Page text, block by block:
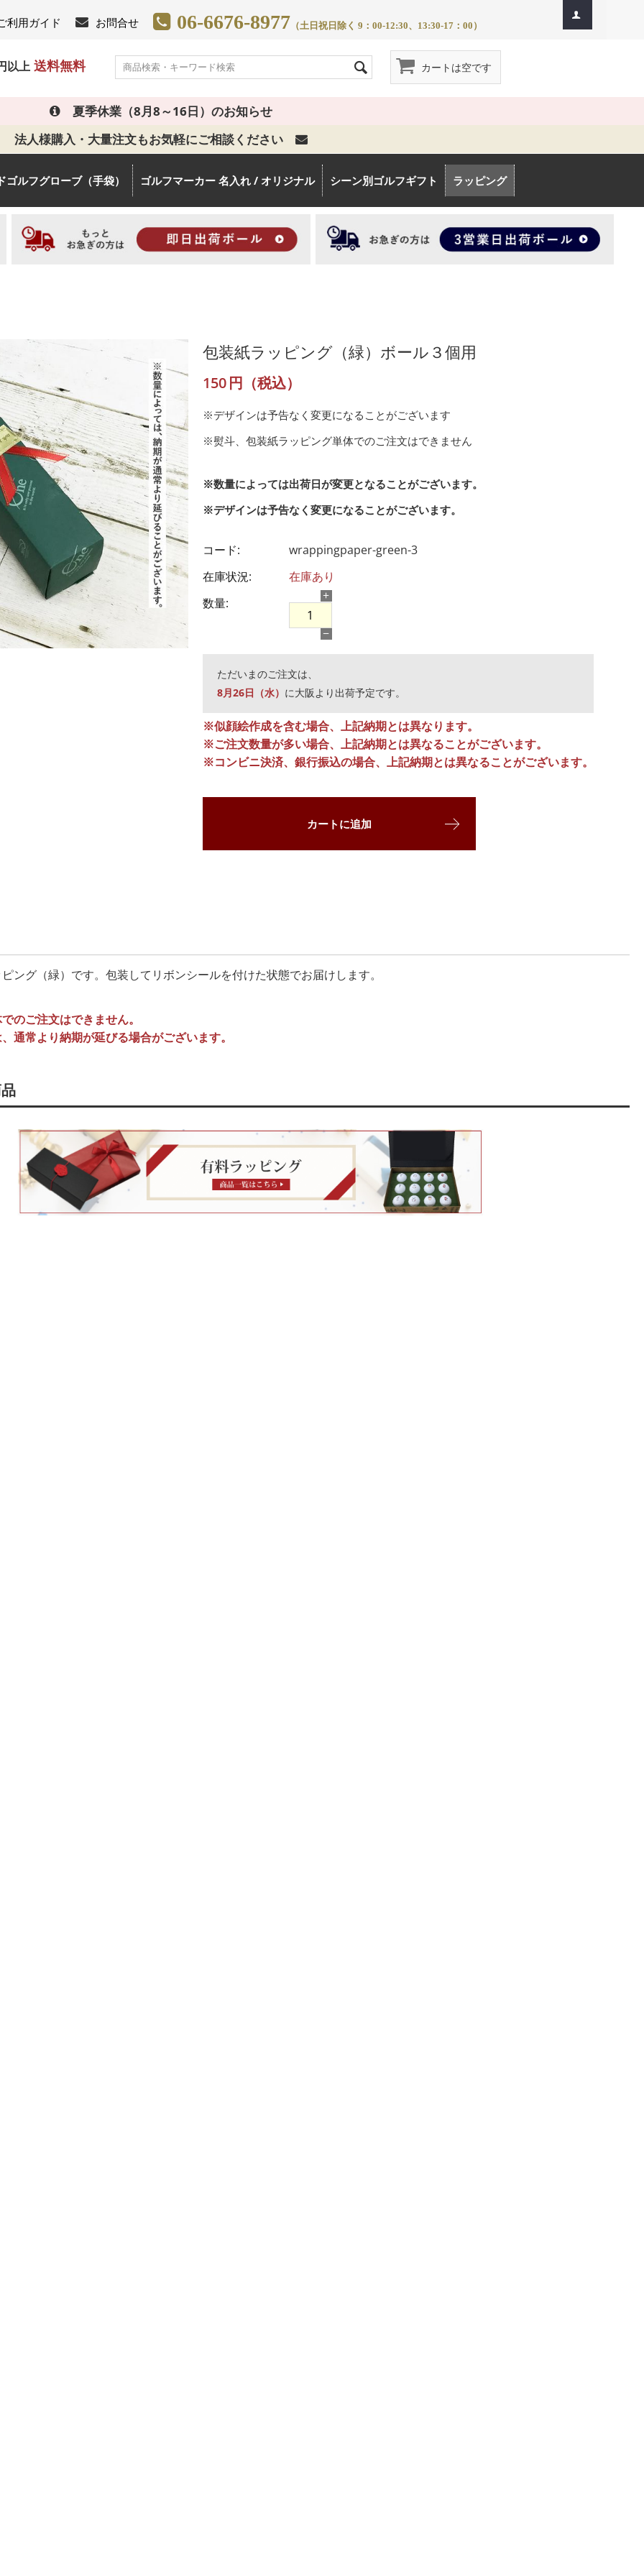
利用ガイド お問合せ 06-6676-8977 （土日祝日除く 9：00-12:30、13:30-17：00）
以上 送料無料 カートは空です
夏季休業（8月8～16日）のお知らせ
法人様購入・大量注文もお気軽にご相談ください
ルフグローブ（手袋） ゴルフマーカー 名入れ / オリジナル シーン別ゴルフギフト ラッピング
包装紙ラッピング（緑）ボール３個用
150円（税込）
※デザインは予告なく変更になることがございます
※熨斗、包装紙ラッピング単体でのご注文はできません
※数量によっては出荷日が変更となることがございます。
※デザインは予告なく変更になることがございます。
コード:
wrappingpaper-green-3
在庫状況:
在庫あり
数量:
+
−
ただいまのご注文は、
8月26日（水） に大阪より出荷予定です。
※似顔絵作成を含む場合、上記納期とは異なります。
※ご注文数量が多い場合、上記納期とは異なることがございます。
※コンビニ決済、銀行振込の場合、上記納期とは異なることがございます。
カートに追加
ング（緑）です。包装してリボンシールを付けた状態でお届けします。
のご注文はできません。
通常より納期が延びる場合がございます。